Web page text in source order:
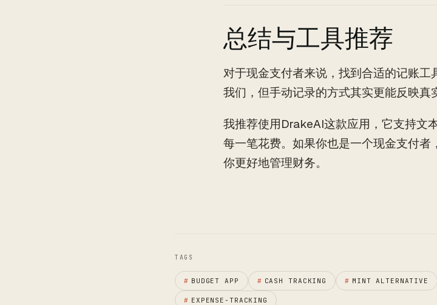
总结与工具推荐
对于现金支付者来说，找到合适的记账
我们，但手动记录的方式其实更能反映真
我推荐使用DrakeAI这款应用，它支持文
每一笔花费。如果你也是一个现金支付
你更好地管理财务。
TAGS
# BUDGET APP # CASH TRACKING # MINT ALTERNATIVE
# EXPENSE-TRACKING